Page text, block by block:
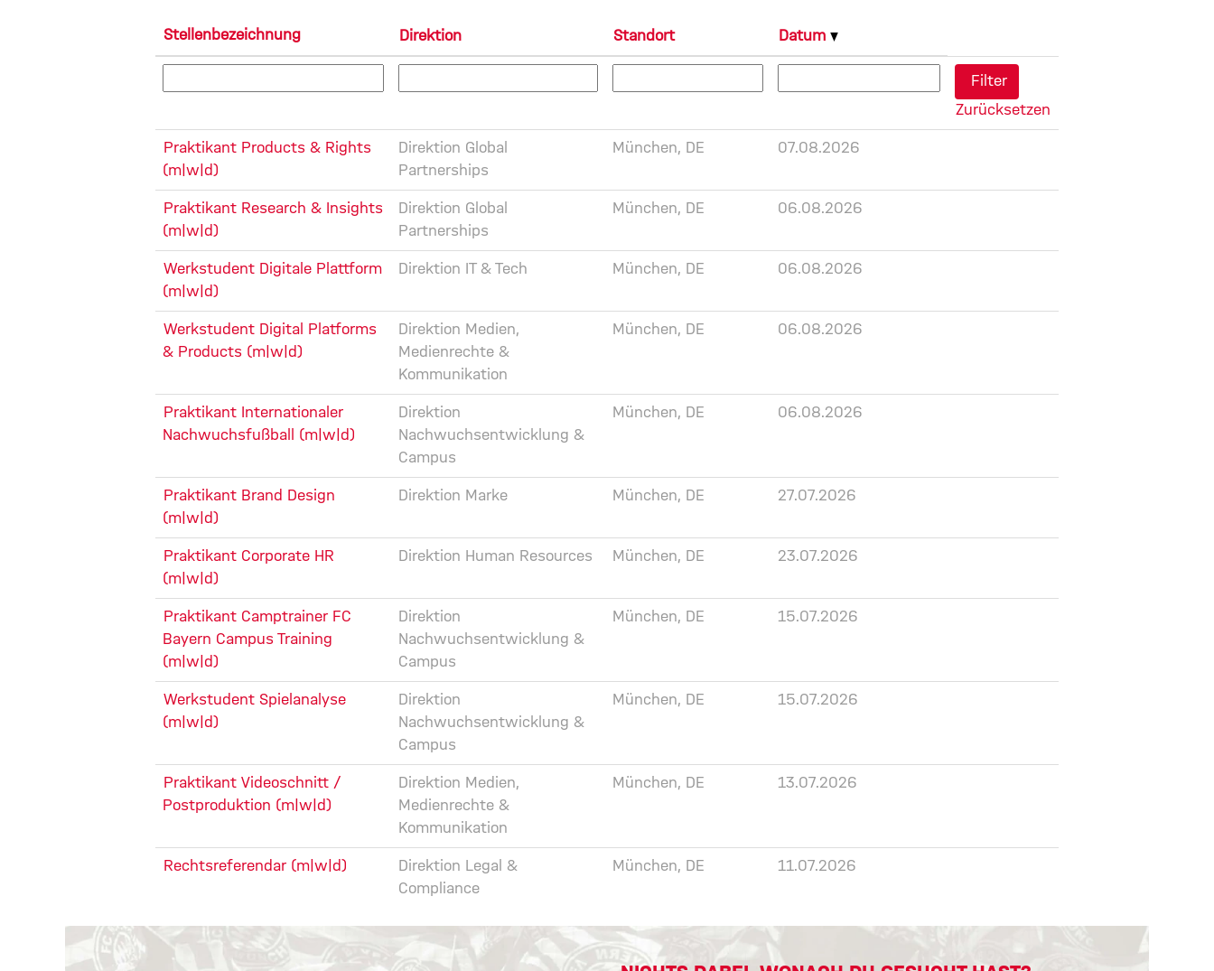
Stellenbezeichnung Direktion Standort Datum
Zurücksetzen
Praktikant Products & Rights
(m|w|d)
Direktion Global
Partnerships
München, DE 07.08.2026
Praktikant Research & Insights
(m|w|d)
Direktion Global
Partnerships
München, DE 06.08.2026
Werkstudent Digitale Plattform
(m|w|d)
Direktion IT & Tech München, DE 06.08.2026
Werkstudent Digital Platforms
& Products (m|w|d)
Direktion Medien,
Medienrechte &
Kommunikation
München, DE 06.08.2026
Praktikant Internationaler
Nachwuchsfußball (m|w|d)
Direktion
Nachwuchsentwicklung &
Campus
München, DE 06.08.2026
Praktikant Brand Design
(m|w|d)
Direktion Marke München, DE 27.07.2026
Praktikant Corporate HR
(m|w|d)
Direktion Human Resources München, DE 23.07.2026
Praktikant Camptrainer FC
Bayern Campus Training
(m|w|d)
Direktion
Nachwuchsentwicklung &
Campus
München, DE 15.07.2026
Werkstudent Spielanalyse
(m|w|d)
Direktion
Nachwuchsentwicklung &
Campus
München, DE 15.07.2026
Praktikant Videoschnitt /
Postproduktion (m|w|d)
Direktion Medien,
Medienrechte &
Kommunikation
München, DE 13.07.2026
Rechtsreferendar (m|w|d)
Direktion Legal &
Compliance
München, DE 11.07.2026